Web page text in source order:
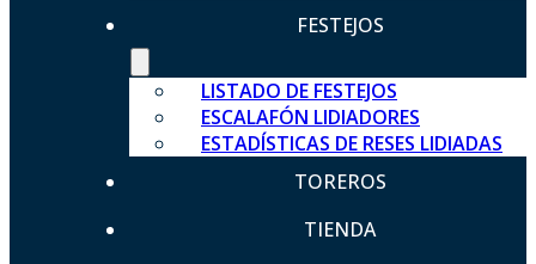
FESTEJOS
LISTADO DE FESTEJOS
ESCALAFÓN LIDIADORES
ESTADÍSTICAS DE RESES LIDIADAS
TOREROS
TIENDA